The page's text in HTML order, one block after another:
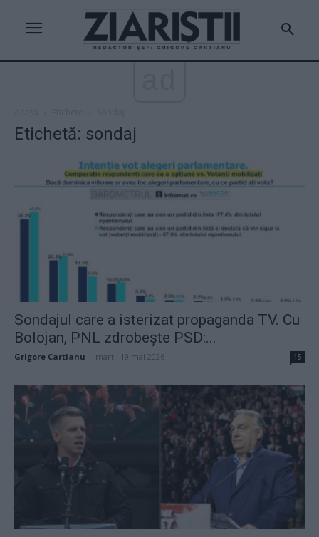
Etichetă: sondaj
Sondajul care a isterizat propaganda TV. Cu
Bolojan, PNL zdrobește PSD:...
Grigore Cartianu marți, 19 mai 2026 15